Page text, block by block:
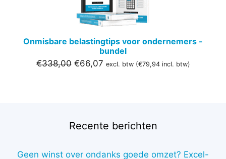
Onmisbare belastingtips voor ondernemers -
bundel
€338,00 Oorspronkelijke
€66,07Huidige
excl. btw (€79,94incl. btw)
Recente berichten
Geen winst over ondanks goede omzet? Excel-